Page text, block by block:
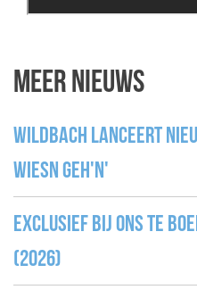
Meer nieuws
Wildbach lanceert
Wiesn geh'n'
Exclusief bij ons te
(2026)